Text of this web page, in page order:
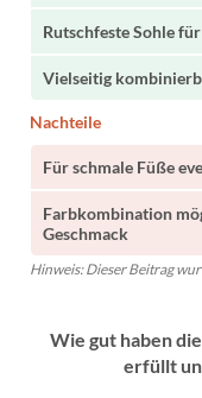
Rutschfeste Sohle
Vielseitig
Nachteile
Für schmale Füße
Farbkombination
Geschmack
Hinweis: Dieser Beitrag
Wie gut haben
erfüllt